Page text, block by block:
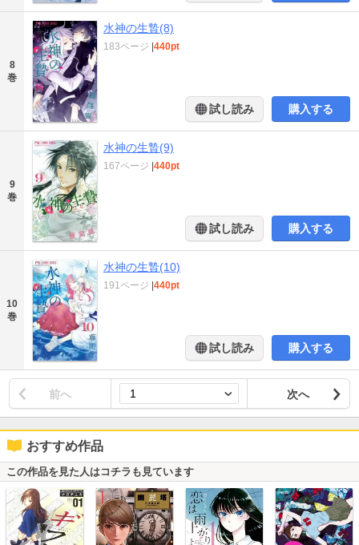
8
巻
水神の生贄(8)
183ページ 440pt
試し読み 購入する
9
巻
水神の生贄(9)
167ページ 440pt
試し読み 購入する
10
巻
水神の生贄(10)
191ページ 440pt
試し読み 購入する
前へ 次へ
おすすめ作品
この作品を見た人はコチラも見ています